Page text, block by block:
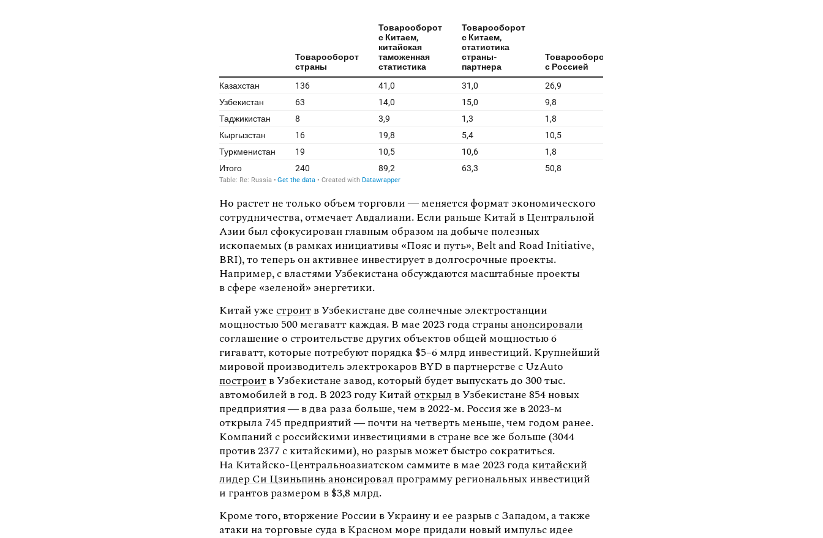
Но растет не только объем торговли — меняется формат экономического
сотрудничества, отмечает Авдалиани. Если раньше Китай в Центральной
Азии был сфокусирован главным образом на добыче полезных
ископаемых (в рамках инициативы «Пояс и путь», Belt and Road Initiative,
BRI), то теперь он активнее инвестирует в долгосрочные проекты.
Например, с властями Узбекистана обсуждаются масштабные проекты
в сфере «зеленой» энергетики.
Китай уже строитв Узбекистане две солнечные электростанции
мощностью 500 мегаватт каждая. В мае 2023 года страныанонсировали
соглашение о строительстве других объектов общей мощностью 6
гигаватт, которые потребуют порядка $5–6 млрд инвестиций. Крупнейший
мировой производитель электрокаров BYD в партнерстве с UzAuto
построитв Узбекистане завод, который будет выпускать до 300 тыс.
автомобилей в год. В 2023 году Китай открыл в Узбекистане 854 новых
предприятия — в два раза больше, чем в 2022-м. Россия же в 2023-м
открыла 745 предприятий — почти на четверть меньше, чем годом ранее.
Компаний с российскими инвестициями в стране все же больше (3044
против 2377 с китайскими), но разрыв может быстро сократиться.
На Китайско-Центральноазиатском саммите в мае 2023 годакитайский
лидер Си Цзиньпинь анонсировал программу региональных инвестиций
и грантов размером в $3,8 млрд.
Кроме того, вторжение России в Украину и ее разрыв с Западом, а также
атаки на торговые суда в Красном море придали новый импульс идее